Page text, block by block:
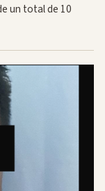
un total de 10